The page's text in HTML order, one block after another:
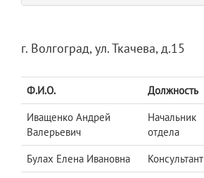
г. Волгоград, ул. Ткачева, д.15
Ф.И.О. Должность
Иващенко Андрей
Валерьевич
Начальник
отдела
Булах Елена Ивановна Консультант